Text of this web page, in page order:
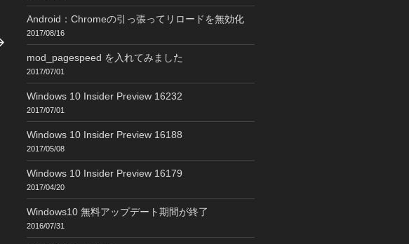
Android：Chromeの引っ張ってリロードを無効化
2017/08/16
mod_pagespeed を入れてみました
2017/07/01
Windows 10 Insider Preview 16232
2017/07/01
Windows 10 Insider Preview 16188
2017/05/08
Windows 10 Insider Preview 16179
2017/04/20
Windows10 無料アップデート期間が終了
2016/07/31